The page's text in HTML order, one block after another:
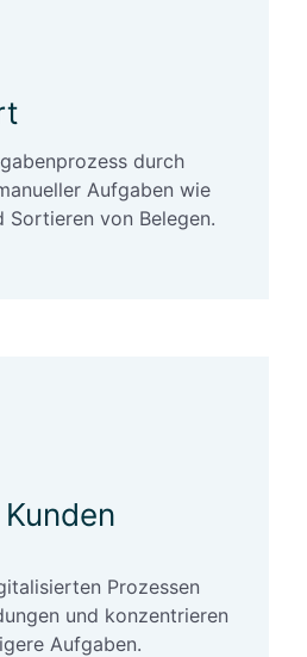
durch
Aufgaben wie
Sortieren von Belegen.
Prozessen
und konzentrieren
Aufgaben.